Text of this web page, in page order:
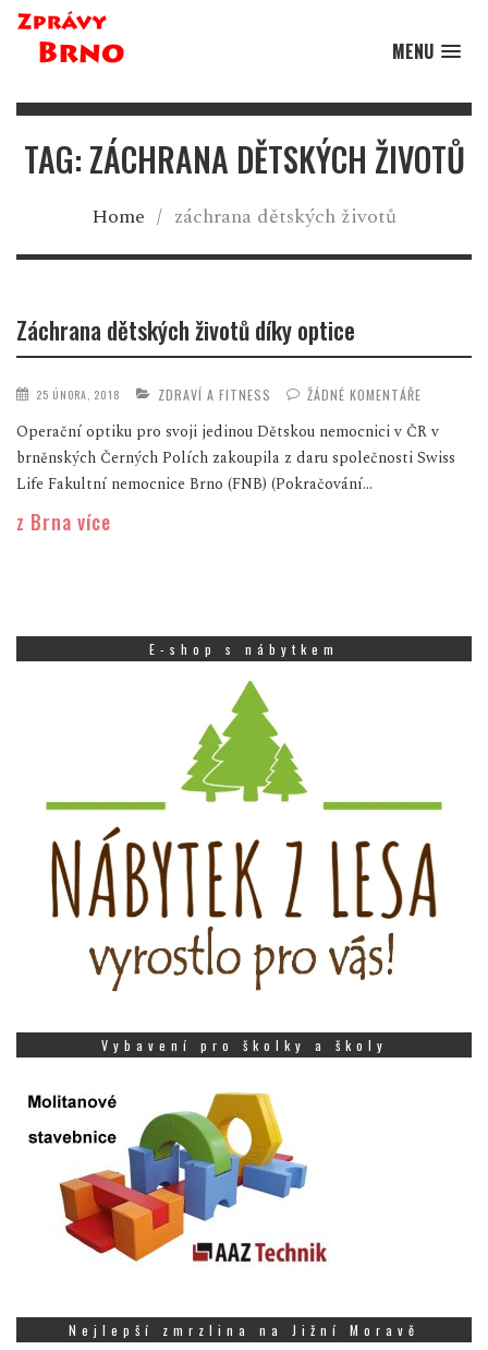
MENU
TAG: ZÁCHRANA DĚTSKÝCH ŽIVOTŮ
Home / záchrana dětských životů
Záchrana dětských životů díky optice
25 ÚNORA, 2018 ZDRAVÍ A FITNESS ŽÁDNÉ KOMENTÁŘE
Operační optiku pro svoji jedinou Dětskou nemocnici v ČR v
brněnských Černých Polích zakoupila z daru společnosti Swiss
Life Fakultní nemocnice Brno (FNB) (Pokračování...
z Brna více
E-shop s nábytkem
Vybavení pro školky a školy
Nejlepší zmrzlina na Jižní Moravě